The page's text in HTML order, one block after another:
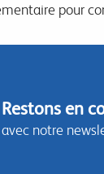
pour
Restons en
avec notre